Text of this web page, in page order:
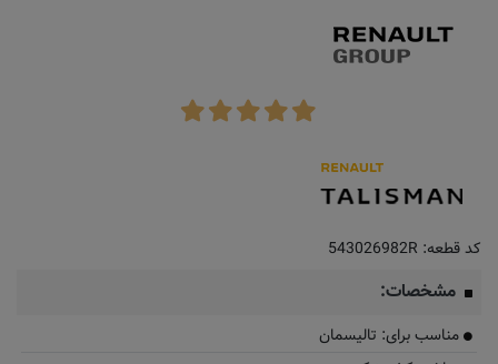
کد قطعه: 543026982R
مشخصات:
مناسب برای: تالیسمان